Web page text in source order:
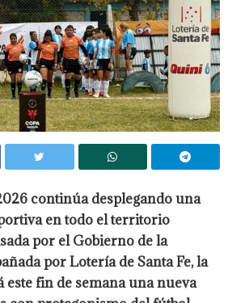
continúa desplegando una
en todo el territorio
por el Gobierno de la
por Lotería de Santa Fe, la
fin de semana una nueva